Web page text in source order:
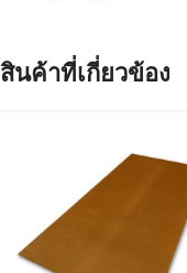
สินค้าที่เกี่ยวข้อง